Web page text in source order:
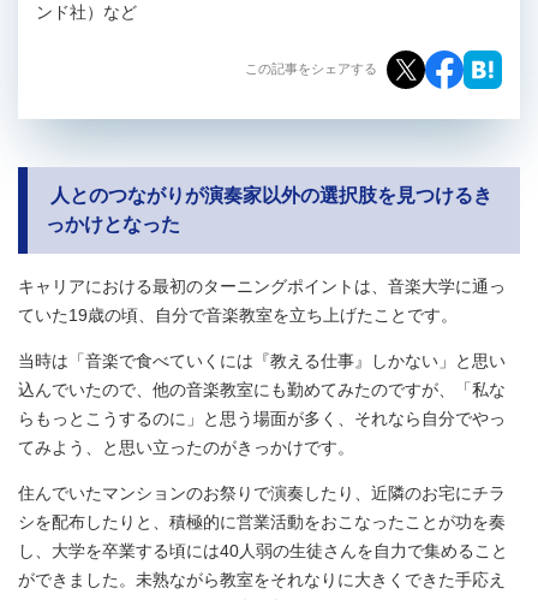
ンド社）など
この記事をシェアする
人とのつながりが演奏家以外の選択肢を見つけるき
っかけとなった
キャリアにおける最初のターニングポイントは、音楽大学に通っ
ていた19歳の頃、自分で音楽教室を立ち上げたことです。
当時は「音楽で食べていくには『教える仕事』しかない」と思い
込んでいたので、他の音楽教室にも勤めてみたのですが、「私な
らもっとこうするのに」と思う場面が多く、それなら自分でやっ
てみよう、と思い立ったのがきっかけです。
住んでいたマンションのお祭りで演奏したり、近隣のお宅にチラ
シを配布したりと、積極的に営業活動をおこなったことが功を奏
し、大学を卒業する頃には40人弱の生徒さんを自力で集めること
ができました。未熟ながら教室をそれなりに大きくできた手応え